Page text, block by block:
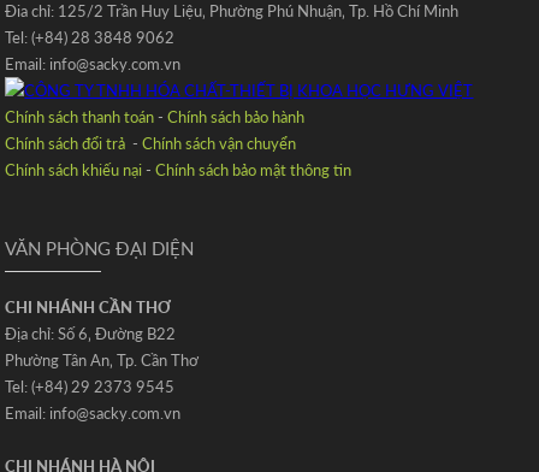
Đia chỉ: 125/2 Trần Huy Liệu‚ Phường Phú Nhuận‚ Tp. Hồ Chí Minh
Tel: (+84) 28 3848 9062
Email: info@sacky.com.vn
Chính sách thanh toán-Chính sách bảo hành
Chính sách đổi trả -Chính sách vận chuyển
Chính sách khiếu nại-Chính sách bảo mật thông tin
VĂN PHÒNG ĐẠI DIỆN
CHI NHÁNH CẦN THƠ
Địa chỉ: Số 6‚ Đường B22
Phường Tân An‚ Tp. Cần Thơ
Tel: (+84) 29 2373 9545
Email: info@sacky.com.vn
CHI NHÁNH HÀ NỘI